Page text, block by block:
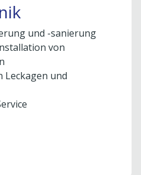
und -sanierung
von
Leckagen und